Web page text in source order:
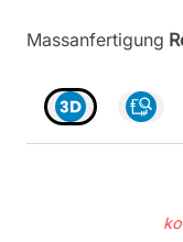
Massanfertigung